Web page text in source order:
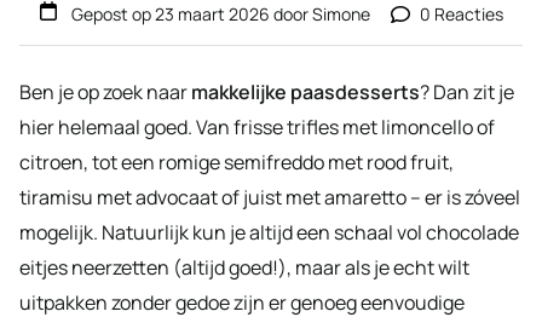
Gepost op23 maart 2026 doorSimone 0 Reacties
Ben je op zoek naarmakkelijke paasdesserts? Dan zit je
hier helemaal goed. Van frisse trifles met limoncello of
citroen, tot een romige semifreddo met rood fruit,
tiramisu met advocaat of juist met amaretto – er is zóveel
mogelijk. Natuurlijk kun je altijd een schaal vol chocolade
eitjes neerzetten (altijd goed!), maar als je echt wilt
uitpakken zonder gedoe zijn er genoeg eenvoudige